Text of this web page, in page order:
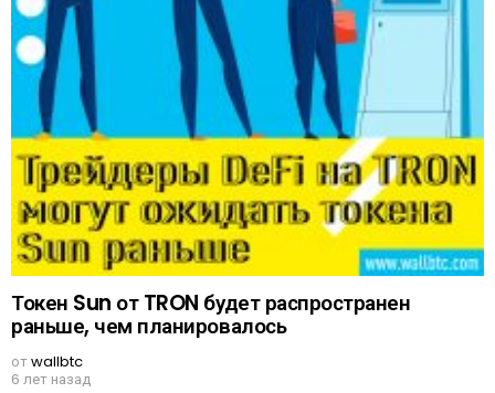
Токен Sun от TRON будет распространен
раньше, чем планировалось
отwallbtc
6 лет назад